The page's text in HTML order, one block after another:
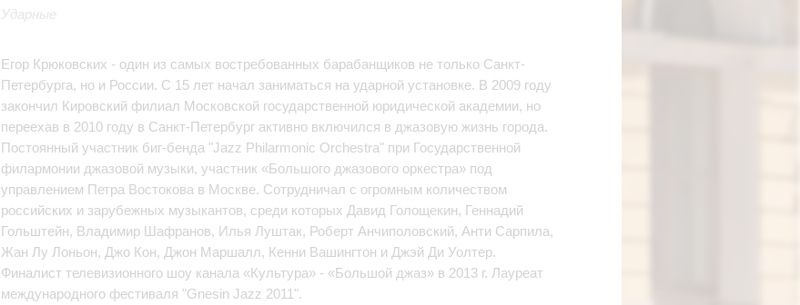
Ударные
Егор Крюковских - один из самых востребованных барабанщиков не только Санкт-
Петербурга, но и России. С 15 лет начал заниматься на ударной установке. В 2009 году
закончил Кировский филиал Московской государственной юридической академии, но
переехав в 2010 году в Санкт-Петербург активно включился в джазовую жизнь города.
Постоянный участник биг-бенда "Jazz Philarmonic Orchestra" при Государственной
филармонии джазовой музыки, участник «Большого джазового оркестра» под
управлением Петра Востокова в Москве. Сотрудничал с огромным количеством
российских и зарубежных музыкантов, среди которых Давид Голощекин, Геннадий
Гольштейн, Владимир Шафранов, Илья Луштак, Роберт Анчиполовский, Анти Сарпила,
Жан Лу Лоньон, Джо Кон, Джон Маршалл, Кенни Вашингтон и Джэй Ди Уолтер.
Финалист телевизионного шоу канала «Культура» - «Большой джаз» в 2013 г. Лауреат
международного фестиваля "Gnesin Jazz 2011".